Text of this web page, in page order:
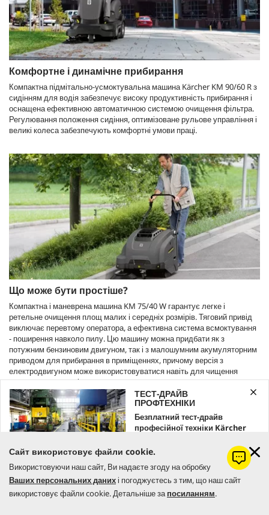
Сайт використовує файли cookie.
Використовуючи наш сайт, Ви надаєте згоду на обробку
Ваших персональних данихі погоджуєтесь з тим, що наш сайт
використовує файли cookie. Детальніше запосиланням.
ТЕСТ-ДРАЙВ
ПРОФТЕХНІКИ
Безплатний тест-драйв
професійної техніки Kärcher
Залишайте заявку вже зараз!
ЗАМОВИТИ
Комфортне і динамічне прибирання
Компактна підмітально-усмоктувальна машина Kärcher KM 90/60 R з
сидінням для водія забезпечує високу продуктивність прибирання і
оснащена ефективною автоматичною системою очищення фільтра.
Регулювання положення сидіння, оптимізоване рульове управління і
великі колеса забезпечують комфортні умови праці.
Що може бути простіше?
Компактна і маневрена машина KM 75/40 W гарантує легке і
ретельне очищення площ малих і середніх розмірів. Тяговий привід
виключає перевтому оператора, а ефективна система всмоктування
- поширення навколо пилу. Цю машину можна придбати як з
потужним бензиновим двигуном, так і з малошумним акумуляторним
приводом для прибирання в приміщеннях, причому версія з
електродвигуном може використовуватися навіть для чищення
килимових покриттів.